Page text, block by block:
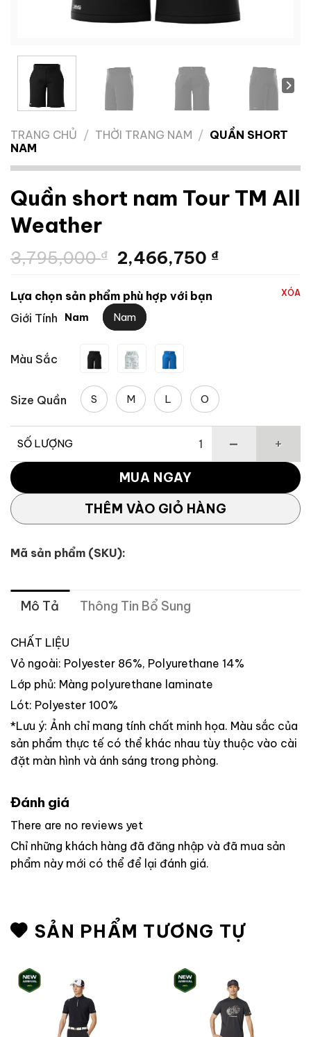
TRANG CHỦ / THỜI TRANG NAM / QUẦN SHORT
NAM
Quần short nam Tour TM All
Weather
3,795,000₫
Giá
là:
3,795,000 ₫.
2,466,750 ₫Giá
Lựa chọn sản phẩm phù hợp với bạn
Giới Tính
Nam Nam
Màu Sắc
Size Quần S M L O
XÓA
SỐ LƯỢNG
Quần short nam Tour TM All Weather số lượng
THÊM VÀO GIỎ HÀNG
MUA NGAY
Mã sản phẩm (SKU):
Mô Tả Thông Tin Bổ Sung
CHẤT LIỆU
Vỏ ngoài: Polyester 86%, Polyurethane 14%
Lớp phủ: Màng polyurethane laminate
Lót: Polyester 100%
*Lưu ý: Ảnh chỉ mang tính chất minh họa. Màu sắc của
sản phẩm thực tế có thể khác nhau tùy thuộc vào cài
đặt màn hình và ánh sáng trong phòng.
Đánh giá
There are no reviews yet
Chỉ những khách hàng đã đăng nhập và đã mua sản
phẩm này mới có thể để lại đánh giá.
SẢN PHẨM TƯƠNG TỰ